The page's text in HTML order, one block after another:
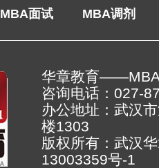
MBA面试 MBA调剂
华章教育
咨询电话：027-
办公地址：武汉
楼
版权所有：武汉
13003359号-1